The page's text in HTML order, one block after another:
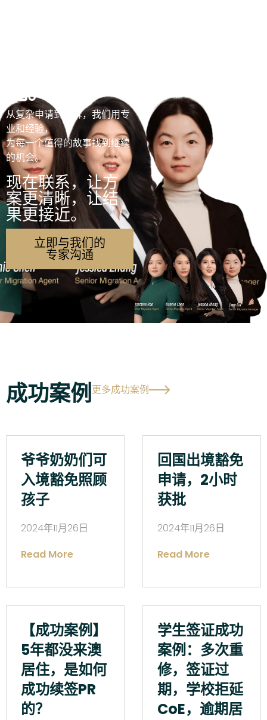
能。
从复杂申请到上诉，我们用专
业和经验，
为每一个值得的故事找到继续
的机会。
现在联系，让方
案更清晰，让结
果更接近。
立即与我们的
专家沟通
成功案例更多成功案例
爷爷奶奶们可
入境豁免照顾
孩子
2024年11月26日
Read More
回国出境豁免
申请，2小时
获批
2024年11月26日
Read More
【成功案例】
5年都没来澳
居住，是如何
成功续签PR
的？
学生签证成功
案例：多次重
修，签证过
期，学校拒延
CoE，逾期居